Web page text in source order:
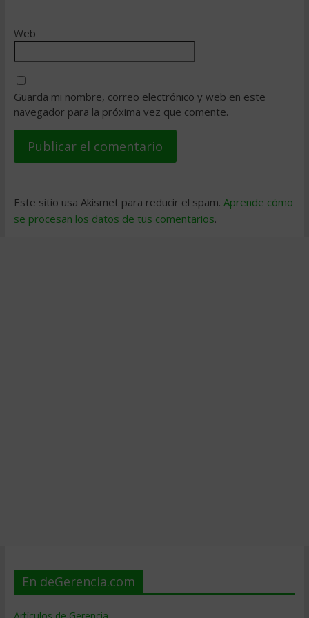
Web
Guarda mi nombre, correo electrónico y web en este
navegador para la próxima vez que comente.
Este sitio usa Akismet para reducir el spam. Aprende cómo
se procesan los datos de tus comentarios.
En deGerencia.com